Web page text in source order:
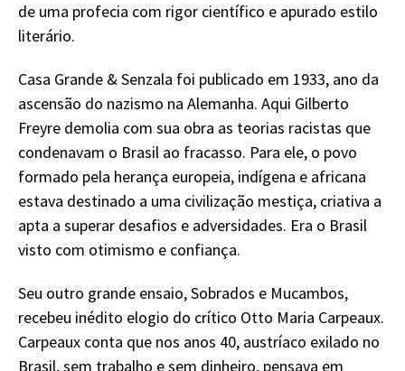
de uma profecia com rigor científico e apurado estilo
literário.
Casa Grande & Senzala foi publicado em 1933, ano da
ascensão do nazismo na Alemanha. Aqui Gilberto
Freyre demolia com sua obra as teorias racistas que
condenavam o Brasil ao fracasso. Para ele, o povo
formado pela herança europeia, indígena e africana
estava destinado a uma civilização mestiça, criativa a
apta a superar desafios e adversidades. Era o Brasil
visto com otimismo e confiança.
Seu outro grande ensaio, Sobrados e Mucambos,
recebeu inédito elogio do crítico Otto Maria Carpeaux.
Carpeaux conta que nos anos 40, austríaco exilado no
Brasil, sem trabalho e sem dinheiro, pensava em